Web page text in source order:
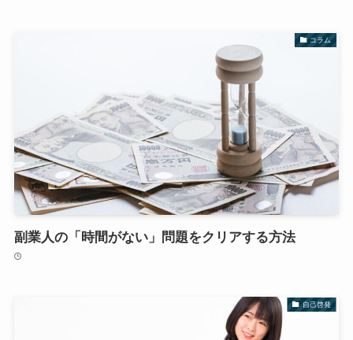
コラム
副業人の「時間がない」問題をクリアする方法
自己啓発